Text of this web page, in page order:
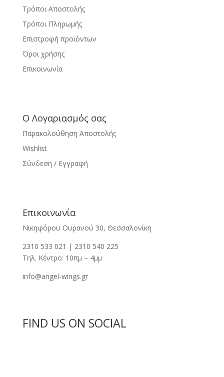
Τρόποι Αποστολής
Τρόποι Πληρωμής
Επιστροφή προϊόντων
Όροι χρήσης
Επικοινωνία
Ο Λογαριασμός σας
Παρακολούθηση Αποστολής
Wishlist
Σύνδεση / Εγγραφή
Επικοινωνία
Νικηφόρου Ουρανού 30, Θεσσαλονίκη
2310 533 021 | 2310 540 225
Τηλ. Κέντρο: 10πμ – 4μμ
info@angel-wings.gr
FIND US ON SOCIAL